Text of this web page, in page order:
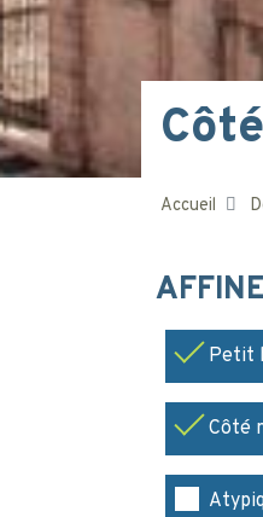
Accueil
Petit
Côté